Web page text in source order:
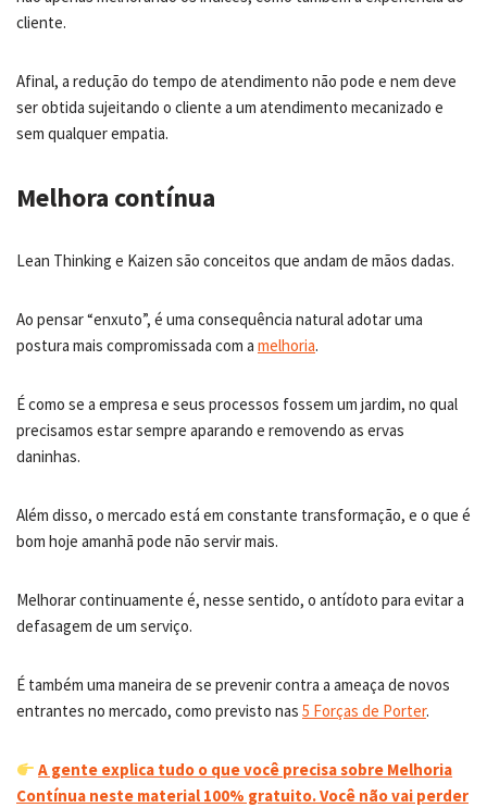
cliente.
Afinal, a redução do tempo de atendimento não pode e nem deve
ser obtida sujeitando o cliente a um atendimento mecanizado e
sem qualquer empatia.
Melhora contínua
Lean Thinking e Kaizen são conceitos que andam de mãos dadas.
Ao pensar “enxuto”, é uma consequência natural adotar uma
postura mais compromissada com a melhoria.
É como se a empresa e seus processos fossem um jardim, no qual
precisamos estar sempre aparando e removendo as ervas
daninhas.
Além disso, o mercado está em constante transformação, e o que é
bom hoje amanhã pode não servir mais.
Melhorar continuamente é, nesse sentido, o antídoto para evitar a
defasagem de um serviço.
É também uma maneira de se prevenir contra a ameaça de novos
entrantes no mercado, como previsto nas 5 Forças de Porter.
A gente explica tudo o que você precisa sobre Melhoria
Contínua neste material 100% gratuito. Você não vai perder